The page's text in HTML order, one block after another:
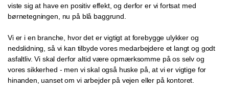
viste sig at have en positiv effekt, og derfor er vi fortsat med
børnetegningen, nu på blå baggrund.
Vi er i en branche, hvor det er vigtigt at forebygge ulykker og
nedslidning, så vi kan tilbyde vores medarbejdere et langt og godt
asfaltliv. Vi skal derfor altid være opmærksomme på os selv og
vores sikkerhed - men vi skal også huske på, at vi er vigtige for
hinanden, uanset om vi arbejder på vejen eller på kontoret.